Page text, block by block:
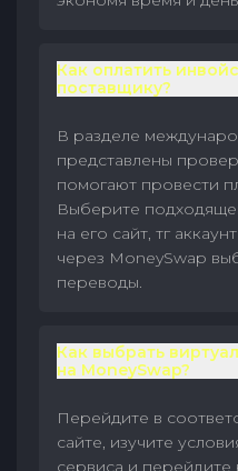
Как оплатить
поставщику?
В разделе
представлены
помогают провести
Выберите
на его сайт, тг
через MoneySwap
переводы.
Как выбрать
на MoneySwap?
Перейдите в
сайте, изучите
сервиса и